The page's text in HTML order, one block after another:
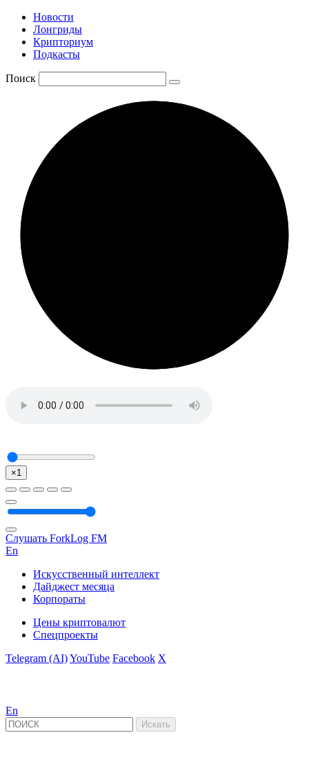
Новости
Лонгриды
Крипториум
Подкасты
Поиск
×1
Слушать ForkLog FM
En
Искусственный интеллект
Дайджест месяца
Корпораты
Цены криптовалют
Спецпроекты
Telegram (AI)YouTube Facebook X
En